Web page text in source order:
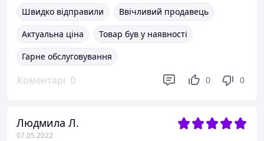
Швидко відправили
Ввічливий продавець
Актуальна ціна
Товар був у наявності
Гарне обслуговування
Коментарі 0 0 0
Людмила Л.
07.05.2022